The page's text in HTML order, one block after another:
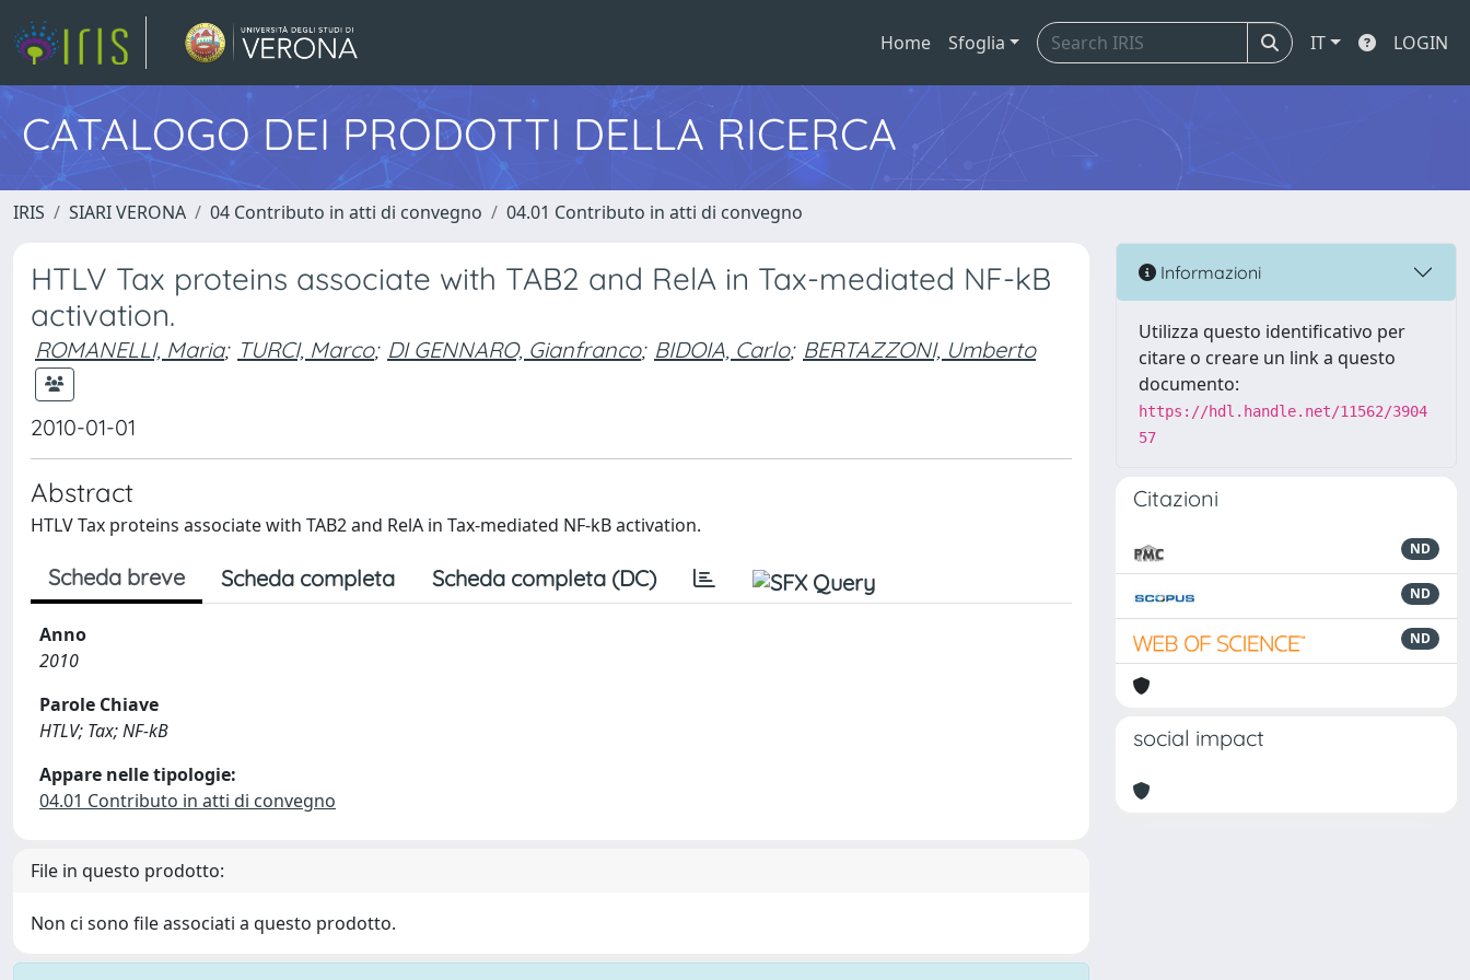
Home Sfoglia IT LOGIN
CATALOGO DEI PRODOTTI DELLA RICERCA
IRIS SIARI VERONA 04 Contributo in atti di convegno 04.01 Contributo in atti di convegno
HTLV Tax proteins associate with TAB2 and RelA in Tax-mediated NF-kB
activation.
ROMANELLI, Maria; TURCI, Marco; DI GENNARO, Gianfranco; BIDOIA, Carlo; BERTAZZONI, Umberto
2010-01-01
Abstract
HTLV Tax proteins associate with TAB2 and RelA in Tax-mediated NF-kB activation.
Scheda breve Scheda completa Scheda completa (DC)
Anno
2010
Parole Chiave
HTLV; Tax; NF-kB
Appare nelle tipologie:
04.01 Contributo in atti di convegno
File in questo prodotto:
Non ci sono file associati a questo prodotto.
Informazioni
Utilizza questo identificativo per
citare o creare un link a questo
documento:
https://hdl.handle.net/11562/3904
57
Citazioni
ND
ND
ND
social impact